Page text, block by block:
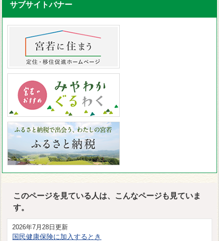
サブサイトバナー
このページを見ている人は、こんなページも見ていま
す。
2026年7月28日更新
国民健康保険に加入するとき